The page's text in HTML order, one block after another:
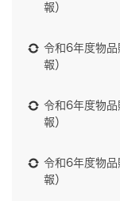
報）
令和6年度物品
報）
令和6年度物品
報）
令和6年度物品
報）